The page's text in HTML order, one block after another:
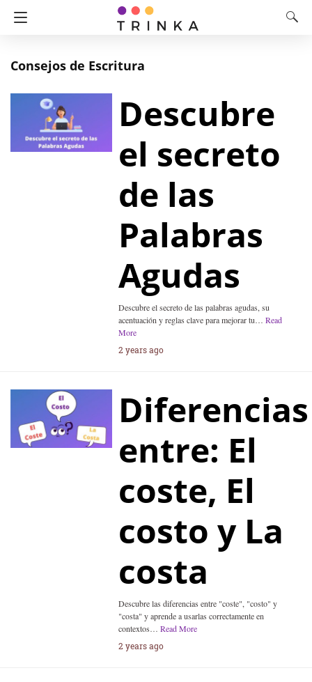
Consejos de Escritura
Descubre
el secreto
de las
Palabras
Agudas
Descubre el secreto de las palabras agudas, su
acentuación y reglas clave para mejorar tu… Read
More
2 years ago
Diferencias
entre: El
coste, El
costo y La
costa
Descubre las diferencias entre "coste", "costo" y
"costa" y aprende a usarlas correctamente en
contextos… Read More
2 years ago